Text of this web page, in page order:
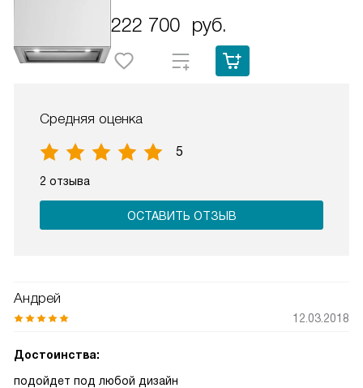
222 700 руб.
Средняя оценка
5
2 отзыва
ОСТАВИТЬ ОТЗЫВ
Андрей
12.03.2018
Достоинства:
подойдет под любой дизайн